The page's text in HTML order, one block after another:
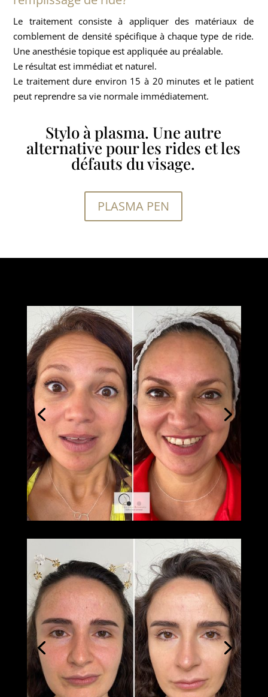
Le traitement consiste à appliquer des matériaux de
comblement de densité spécifique à chaque type de ride.
Une anesthésie topique est appliquée au préalable.
Le résultat est immédiat et naturel.
Le traitement dure environ 15 à 20 minutes et le patient
peut reprendre sa vie normale immédiatement.
Stylo à plasma. Une autre
alternative pour les rides et les
défauts du visage.
PLASMA PEN